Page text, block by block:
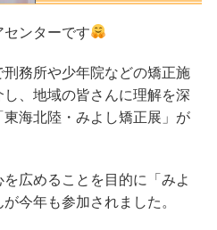
センターです
務所や少年院などの矯正施
、地域の皆さんに理解を深
海北陸・みよし矯正展」が
広めることを目的に 「みよ
が今年も参加されました。